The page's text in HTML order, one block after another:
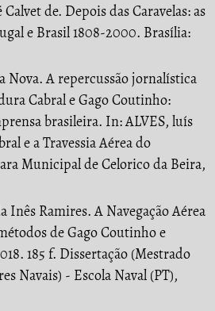
de. Depois das Caravelas: as
e Brasil 1808-2000. Brasília:
Nova. A repercussão jornalística
Cabral e Gago Coutinho:
brasileira. In: ALVES, luís
e a Travessia Aérea do
Municipal de Celorico da Beira,
Inês Ramires. A Navegação Aérea
de Gago Coutinho e
185 f. Dissertação (Mestrado
Navais) - Escola Naval (PT),